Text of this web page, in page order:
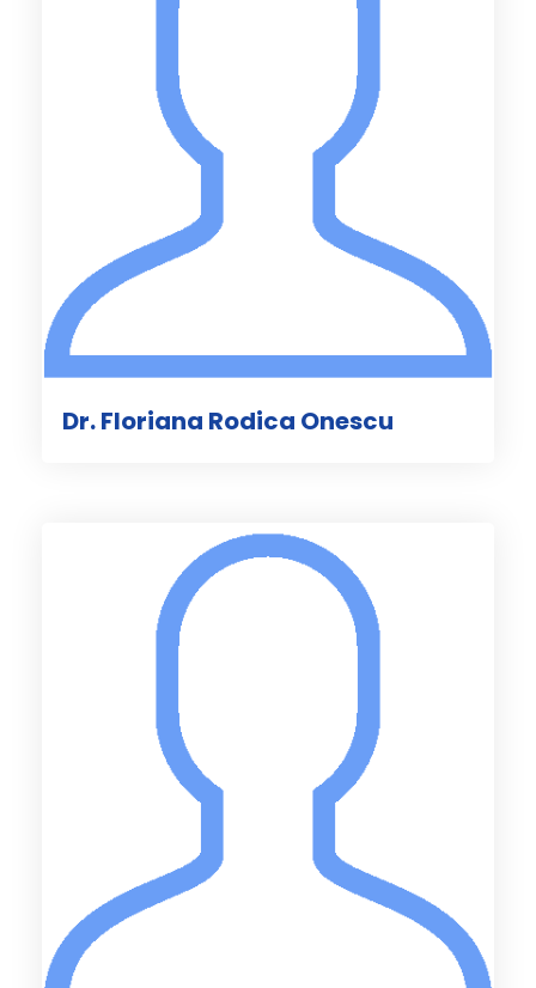
Dr. Floriana Rodica Onescu